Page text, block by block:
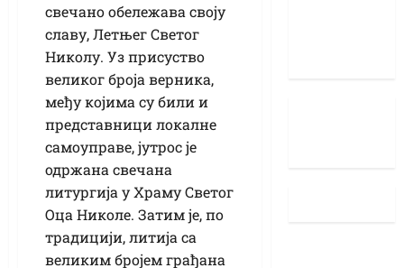
свечано обележава своју
славу, Летњег Светог
Николу. Уз присуство
великог броја верника,
међу којима су били и
представници локалне
самоуправе, јутрос је
одржана свечана
литургија у Храму Светог
Оца Николе. Затим је, по
традицији, литија са
великим бројем грађана